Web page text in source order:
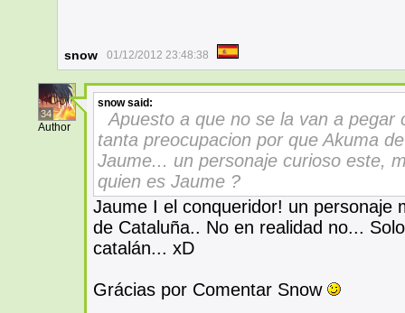
snow 01/12/2012 23:48:38
34
Author
snowsaid:
Apuesto a que no se la van a
tanta preocupacion por que Akuma
Jaume... un personaje curioso este,
quien es Jaume ?
Jaume I el conqueridor! un personaje
de Cataluña.. No en realidad no...
catalán... xD
Grácias por Comentar Snow